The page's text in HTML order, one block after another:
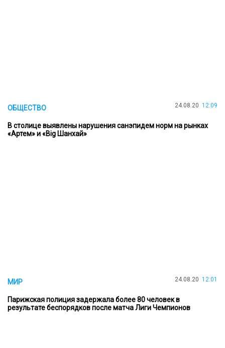
ОБЩЕСТВО 24.08.20 12:09
В столице выявлены нарушения санэпидем норм на рынках
«Артем» и «Big Шанхай»
МИР 24.08.20 12:01
Парижская полиция задержала более 80 человек в
результате беспорядков после матча Лиги Чемпионов